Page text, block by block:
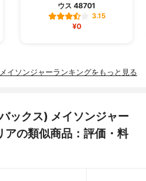
ウス 48701
3.15
¥0
メイソンジャーランキングをもっと見る
ックス) メイソンジャー
アの類似商品：評価・料